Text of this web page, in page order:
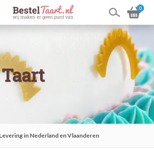
0
Levering in Nederland en Vlaanderen